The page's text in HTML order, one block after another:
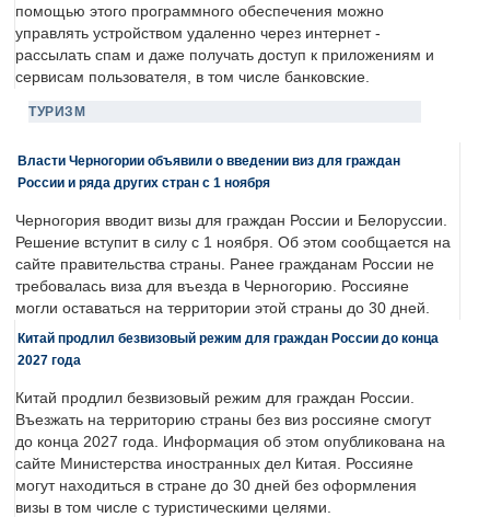
помощью этого программного обеспечения можно
управлять устройством удаленно через интернет -
рассылать спам и даже получать доступ к приложениям и
сервисам пользователя, в том числе банковские.
ТУРИЗМ
Власти Черногории объявили о введении виз для граждан
России и ряда других стран с 1 ноября
Черногория вводит визы для граждан России и Белоруссии.
Решение вступит в силу с 1 ноября. Об этом сообщается на
сайте правительства страны. Ранее гражданам России не
требовалась виза для въезда в Черногорию. Россияне
могли оставаться на территории этой страны до 30 дней.
Китай продлил безвизовый режим для граждан России до конца
2027 года
Китай продлил безвизовый режим для граждан России.
Въезжать на территорию страны без виз россияне смогут
до конца 2027 года. Информация об этом опубликована на
сайте Министерства иностранных дел Китая. Россияне
могут находиться в стране до 30 дней без оформления
визы в том числе с туристическими целями.